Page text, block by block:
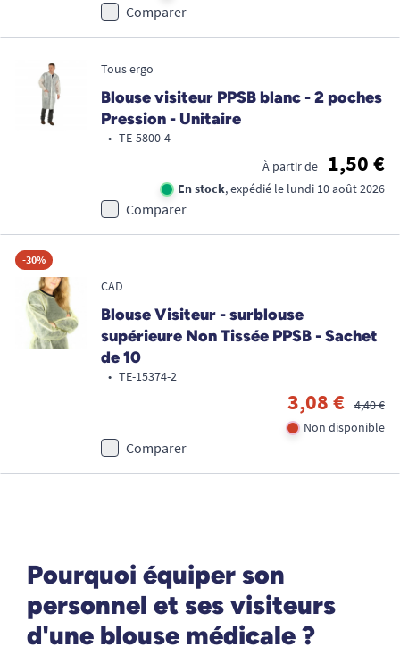
Comparer
Tous ergo
Blouse visiteur PPSB blanc - 2 poches
Pression - Unitaire
• TE-5800-4
À partir de
1,50 €
En stock, expédié le lundi 10 août 2026
Comparer
-30%
CAD
Blouse Visiteur - surblouse
supérieure Non Tissée PPSB - Sachet
de 10
• TE-15374-2
3,08 €
4,40 €
Non disponible
Comparer
Pourquoi équiper son
personnel et ses visiteurs
d'une blouse médicale ?